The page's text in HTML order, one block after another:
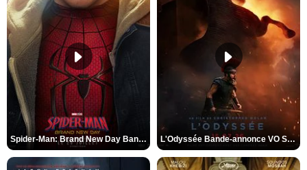
Spider-Man: Brand New Day Bande-annonce VO STFR L'Odyssée Bande-annonce VO STFR